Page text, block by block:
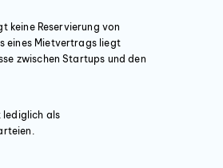
keine Reservierung von
eines Mietvertrags liegt
zwischen Startups und den
lediglich als